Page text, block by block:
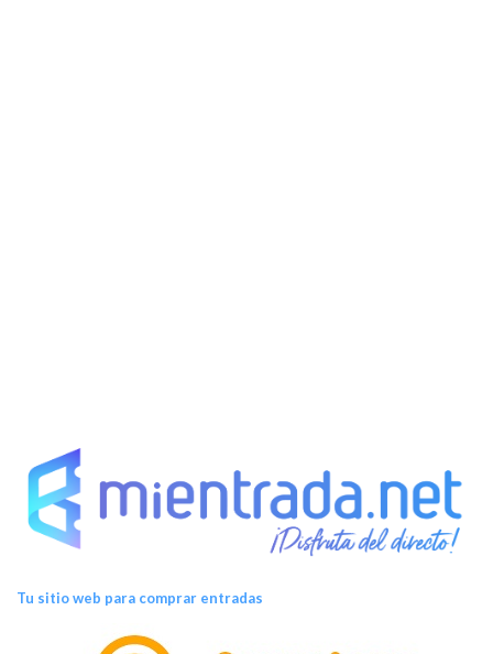
Tu sitio web para comprar entradas